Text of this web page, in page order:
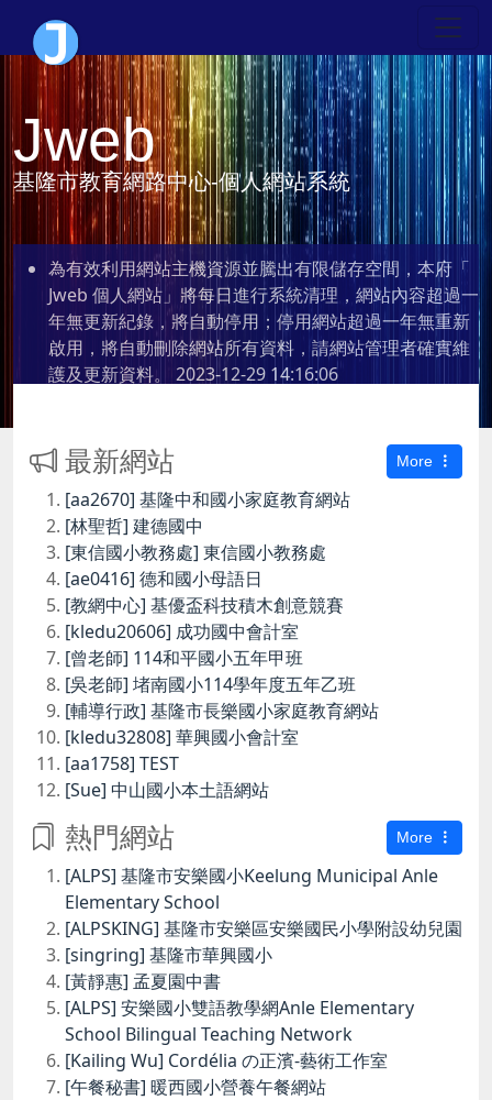
Jweb
基隆市教育網路中心-個人網站系統
為有效利用網站主機資源並騰出有限儲存空間，本府「
Jweb 個人網站」將每日進行系統清理，網站內容超過一
年無更新紀錄，將自動停用；停用網站超過一年無重新
啟用，將自動刪除網站所有資料，請網站管理者確實維
護及更新資料。 2023-12-29 14:16:06
最新網站 More
[aa2670] 基隆中和國小家庭教育網站
[林聖哲] 建德國中
[東信國小教務處] 東信國小教務處
[ae0416] 德和國小母語日
[教網中心] 基優盃科技積木創意競賽
[kledu20606] 成功國中會計室
[曾老師] 114和平國小五年甲班
[吳老師] 堵南國小114學年度五年乙班
[輔導行政] 基隆市長樂國小家庭教育網站
[kledu32808] 華興國小會計室
[aa1758] TEST
[Sue] 中山國小本土語網站
熱門網站 More
[ALPS] 基隆市安樂國小Keelung Municipal Anle
Elementary School
[ALPSKING] 基隆市安樂區安樂國民小學附設幼兒園
[singring] 基隆市華興國小
[黃靜惠] 孟夏園中書
[ALPS] 安樂國小雙語教學網Anle Elementary
School Bilingual Teaching Network
[Kailing Wu] Cordélia の正濱-藝術工作室
[午餐秘書] 暖西國小營養午餐網站